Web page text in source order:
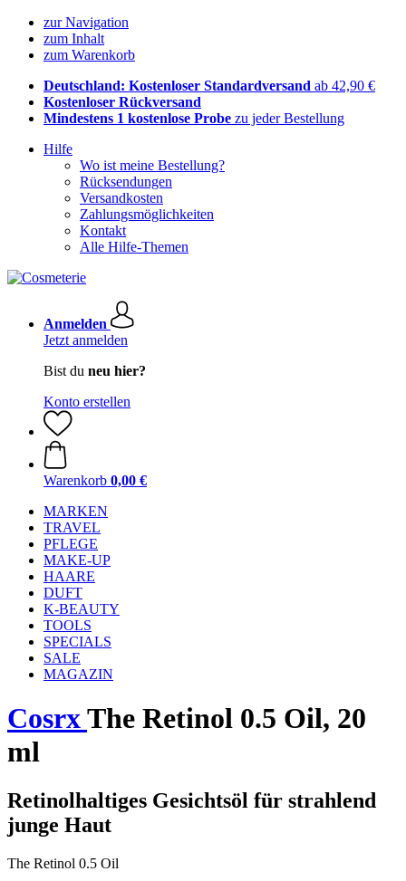
zur Navigation
zum Inhalt
zum Warenkorb
Deutschland: Kostenloser Standardversand ab 42,90 €
Kostenloser Rückversand
Mindestens 1 kostenlose Probe zu jeder Bestellung
Hilfe
Wo ist meine Bestellung?
Rücksendungen
Versandkosten
Zahlungsmöglichkeiten
Kontakt
Alle Hilfe-Themen
Anmelden
Jetzt anmelden
Bist du neu hier?
Konto erstellen
Warenkorb 0,00 €
MARKEN
TRAVEL
PFLEGE
MAKE-UP
HAARE
DUFT
K-BEAUTY
TOOLS
SPECIALS
SALE
MAGAZIN
CosrxThe Retinol 0.5 Oil, 20
ml
Retinolhaltiges Gesichtsöl für strahlend
junge Haut
The Retinol 0.5 Oil